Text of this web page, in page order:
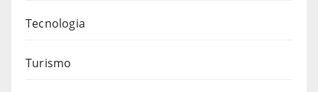
Tecnologia
Turismo